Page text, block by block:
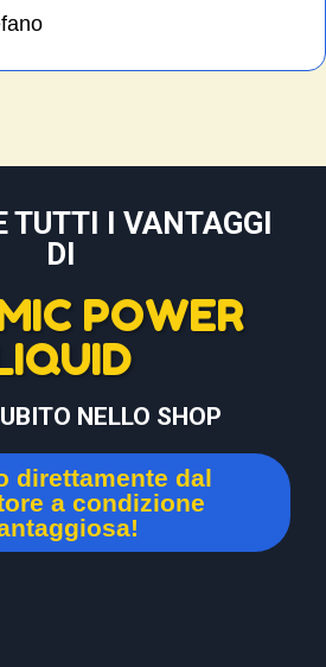
TUTTI I VANTAGGI
DI
POWER
NELLO SHOP
direttamente dal
a condizione